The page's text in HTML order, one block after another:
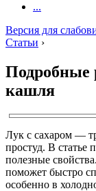
...
Версия для
Статьи ›
Подробные
кашля
Лук с сахаром —
простуд. В статье
полезные
поможет быстро
особенно в